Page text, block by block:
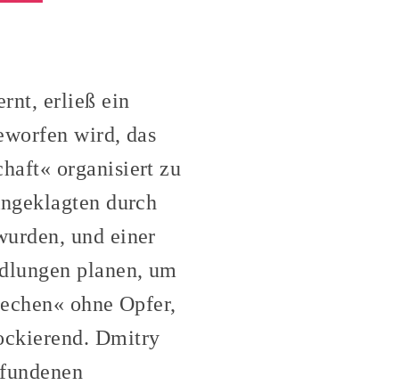
erließ ein
wird, das
organisiert zu
durch
und einer
planen, um
ohne Opfer,
Dmitry